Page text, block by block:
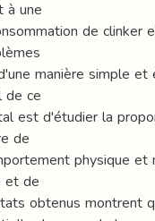
à une
de clinker
manière simple et
de ce
est d'étudier la
de
physique et
et de
obtenus montrent